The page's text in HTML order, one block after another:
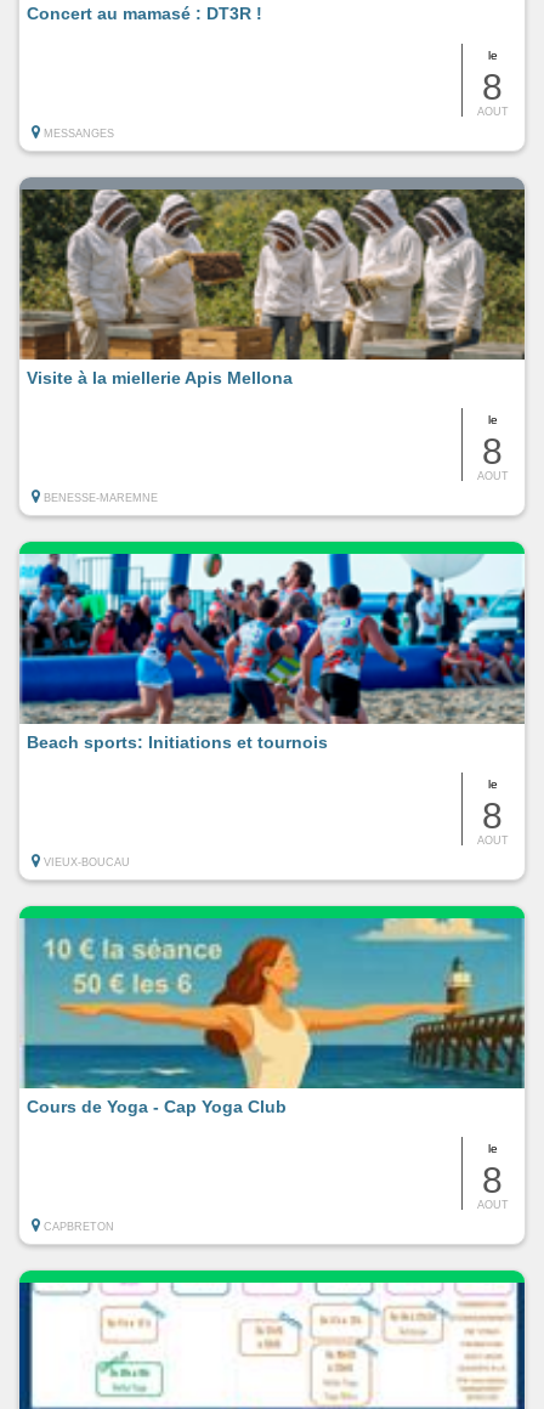
le
8
AOUT
Concert au mamasé : DT3R !
MESSANGES
le
8
AOUT
Visite à la miellerie Apis Mellona
BENESSE-MAREMNE
le
8
AOUT
Beach sports: Initiations et tournois
VIEUX-BOUCAU
le
8
AOUT
Cours de Yoga - Cap Yoga Club
CAPBRETON